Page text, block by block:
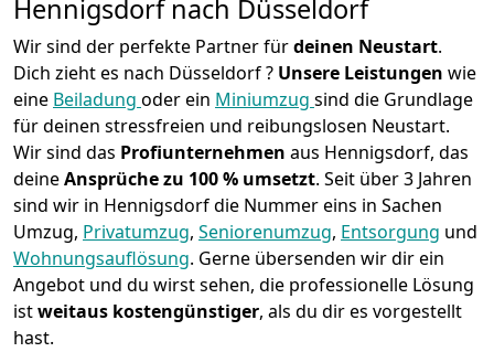
Hennigsdorf nach Düsseldorf
Wir sind der perfekte Partner fürdeinen Neustart.
Dich zieht es nach Düsseldorf ? Unsere Leistungen wie
eine Beiladung oder ein Miniumzug sind die Grundlage
für deinen stressfreien und reibungslosen Neustart.
Wir sind das Profiunternehmen aus Hennigsdorf, das
deineAnsprüche zu 100 % umsetzt. Seit über 3 Jahren
sind wir in Hennigsdorf die Nummer eins in Sachen
Umzug, Privatumzug, Seniorenumzug, Entsorgung und
Wohnungsauflösung. Gerne übersenden wir dir ein
Angebot und du wirst sehen, die professionelle Lösung
istweitaus kostengünstiger, als du dir es vorgestellt
hast.